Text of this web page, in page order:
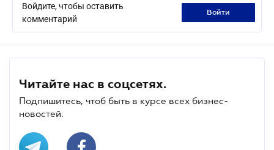
Войдите, чтобы оставить
комментарий
войти
Читайте нас в соцсетях.
Подпишитесь, чтоб быть в курсе всех бизнес-
новостей.